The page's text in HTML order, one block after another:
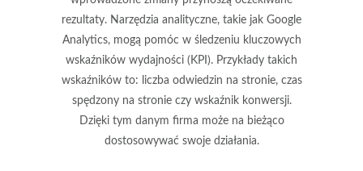
rezultaty. Narzędzia analityczne, takie jak Google
Analytics, mogą pomóc w śledzeniu kluczowych
wskaźników wydajności (KPI). Przykłady takich
wskaźników to: liczba odwiedzin na stronie, czas
spędzony na stronie czy wskaźnik konwersji.
Dzięki tym danym firma może na bieżąco
dostosowywać swoje działania.